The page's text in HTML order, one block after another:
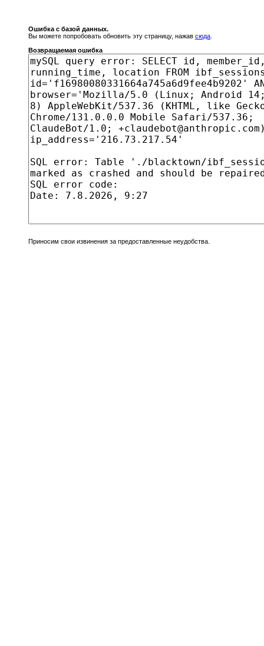
Ошибка с базой данных.
Вы можете попробовать обновить эту страницу, нажав сюда
Возвращаемая ошибка
Приносим свои извинения за предоставленные неудобства.